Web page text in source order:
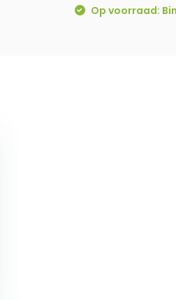
Op voorraad: